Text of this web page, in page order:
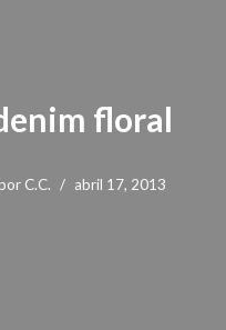
floral
C.C. abril 17, 2013